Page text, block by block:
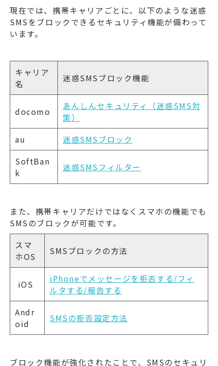
現在では、携帯キャリアごとに、以下のような迷惑
SMSをブロックできるセキュリティ機能が備わって
います。
キャリア
名
迷惑SMSブロック機能
docomo
あんしんセキュリティ（迷惑SMS対
策）
au
迷惑SMSブロック
SoftBan
k
迷惑SMSフィルター
また、携帯キャリアだけではなくスマホの機能でも
SMSのブロックが可能です。
スマ
ホOS
SMSブロックの方法
iOS
iPhoneでメッセージを拒否する/フィ
ルタする/報告する
Andr
oid
SMSの拒否設定方法
ブロック機能が強化されたことで、SMSのセキュリ